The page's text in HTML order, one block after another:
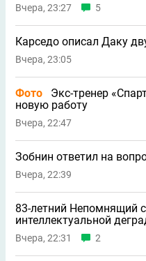
Вчера, 23:27 5
Карседо описал Даку
Вчера, 23:05
Фото
Экс-тренер
новую работу
Вчера, 22:47
Зобнин ответил на
Вчера, 22:39
83-летний Непомнящий
интеллектуальной
Вчера, 22:31 2